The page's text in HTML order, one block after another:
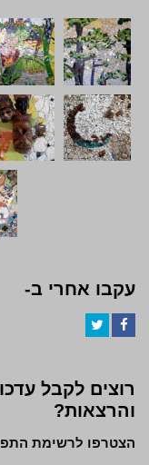
עקבו אחרי ב-
רוצים לקבל
והרצאות?
הצטרפו לרשימת